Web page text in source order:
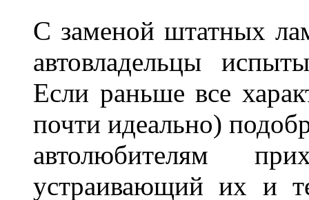
С заменой штатных
автовладельцы
Если раньше все
почти идеально)
автолюбителям
устраивающий их и